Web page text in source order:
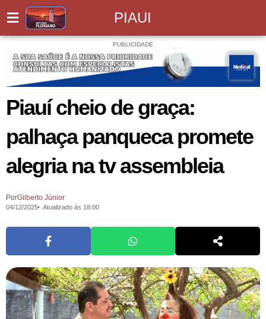
PIAUI
PUBLICIDADE
Piauí cheio de graça:
palhaça panqueca promete
alegria na tv assembleia
PorGilberto Júnior
04/12/2025 Atualizado às 18:00